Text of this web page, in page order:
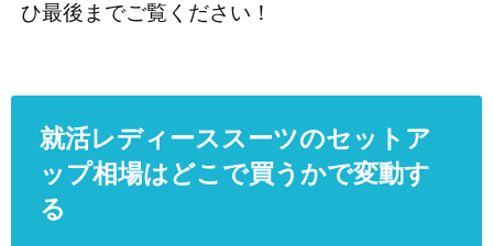
ひ最後までご覧ください！
就活レディーススーツのセットア
ップ相場はどこで買うかで変動す
る